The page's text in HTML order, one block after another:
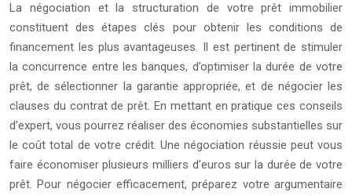
La négociation et la structuration de votre prêt immobilier
constituent des étapes clés pour obtenir les conditions de
financement les plus avantageuses. Il est pertinent de stimuler
la concurrence entre les banques, d’optimiser la durée de votre
prêt, de sélectionner la garantie appropriée, et de négocier les
clauses du contrat de prêt. En mettant en pratique ces conseils
d’expert, vous pourrez réaliser des économies substantielles sur
le coût total de votre crédit. Une négociation réussie peut vous
faire économiser plusieurs milliers d’euros sur la durée de votre
prêt. Pour négocier efficacement, préparez votre argumentaire